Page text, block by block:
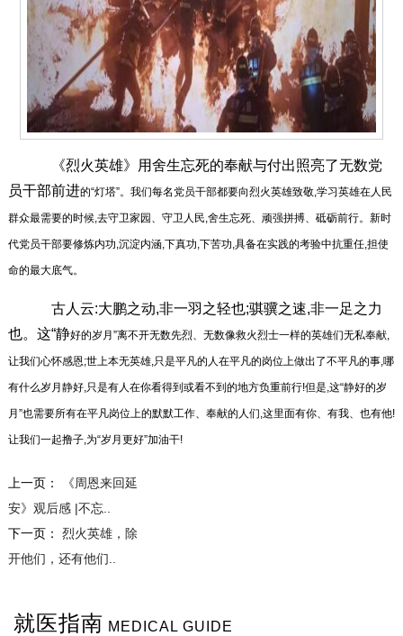
《烈火英雄》用舍生忘死的奉献与付出照亮了无数党
员干部前进的“灯塔”。我们每名党员干部都要向烈火英雄致敬,学习英雄在人民
群众最需要的时候,去守卫家园、守卫人民,舍生忘死、顽强拼搏、砥砺前行。新时
代党员干部要修炼内功,沉淀内涵,下真功,下苦功,具备在实践的考验中抗重任,担使
命的最大底气。
古人云:大鹏之动,非一羽之轻也;骐骥之速,非一足之力
也。这“静好的岁月”离不开无数先烈、无数像救火烈士一样的英雄们无私奉献,
让我们心怀感恩;世上本无英雄,只是平凡的人在平凡的岗位上做出了不平凡的事,哪
有什么岁月静好,只是有人在你看得到或看不到的地方负重前行!但是,这“静好的岁
月”也需要所有在平凡岗位上的默默工作、奉献的人们,这里面有你、有我、也有他!
让我们一起撸子,为“岁月更好”加油干!
上一页：
《周恩来回延
安》观后感 |不忘..
下一页： 烈火英雄，除
开他们，还有他们..
就医指南 MEDICAL GUIDE